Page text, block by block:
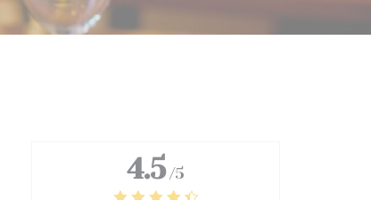
4.5 /5